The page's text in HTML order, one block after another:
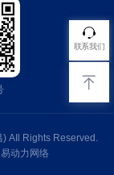
) AIl Rights Reserved.
易动力网络
联系我们